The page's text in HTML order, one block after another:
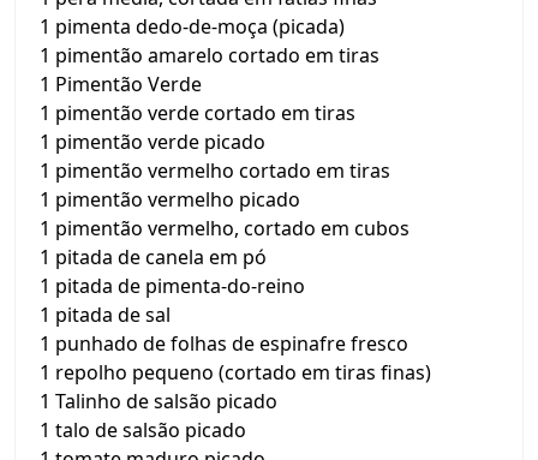
1 pimenta dedo-de-moça (picada)
1 pimentão amarelo cortado em tiras
1 Pimentão Verde
1 pimentão verde cortado em tiras
1 pimentão verde picado
1 pimentão vermelho cortado em tiras
1 pimentão vermelho picado
1 pimentão vermelho, cortado em cubos
1 pitada de canela em pó
1 pitada de pimenta-do-reino
1 pitada de sal
1 punhado de folhas de espinafre fresco
1 repolho pequeno (cortado em tiras finas)
1 Talinho de salsão picado
1 talo de salsão picado